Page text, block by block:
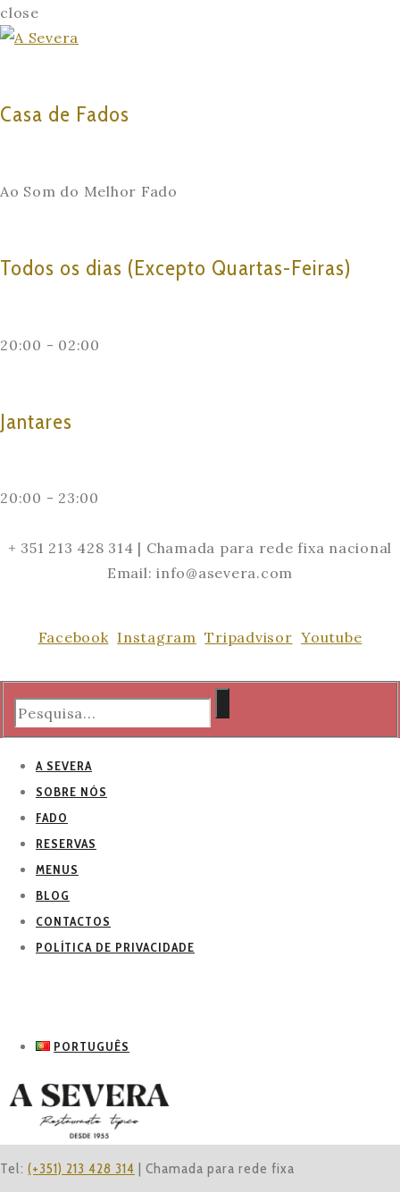
close
Casa de Fados
Ao Som do Melhor Fado
Todos os dias (Excepto Quartas-Feiras)
20:00 - 02:00
Jantares
20:00 - 23:00
+ 351 213 428 314 | Chamada para rede fixa nacional
Email: info@asevera.com
Facebook Instagram Tripadvisor Youtube
A SEVERA
SOBRE NÓS
FADO
RESERVAS
MENUS
BLOG
CONTACTOS
POLÍTICA DE PRIVACIDADE
PORTUGUÊS
Tel: (+351) 213 428 314 | Chamada para rede fixa